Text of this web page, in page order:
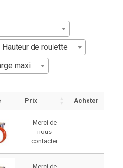
Hauteur de roulette
maxi
Prix Acheter
Merci de
nous
contacter
Merci de